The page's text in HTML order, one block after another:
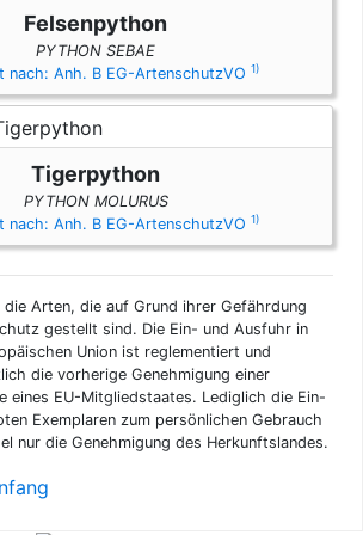
Felsenpython
PYTHON SEBAE
nach: Anh. B EG-ArtenschutzVO 1)
Tigerpython
PYTHON MOLURUS
nach: Anh. B EG-ArtenschutzVO 1)
Arten, die auf Grund ihrer Gefährdung
gestellt sind. Die Ein- und Ausfuhr in
Union ist reglementiert und
die vorherige Genehmigung einer
eines EU-Mitgliedstaates. Lediglich die Ein-
Exemplaren zum persönlichen Gebrauch
nur die Genehmigung des Herkunftslandes.